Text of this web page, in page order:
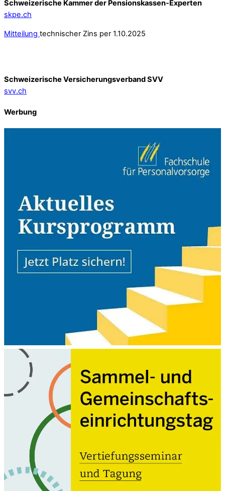
Schweizerische Kammer der Pensionskassen-Experten
skpe.ch
Mitteilung technischer Zins per 1.10.2025
Schweizerische Versicherungsverband SVV
svv.ch
Werbung